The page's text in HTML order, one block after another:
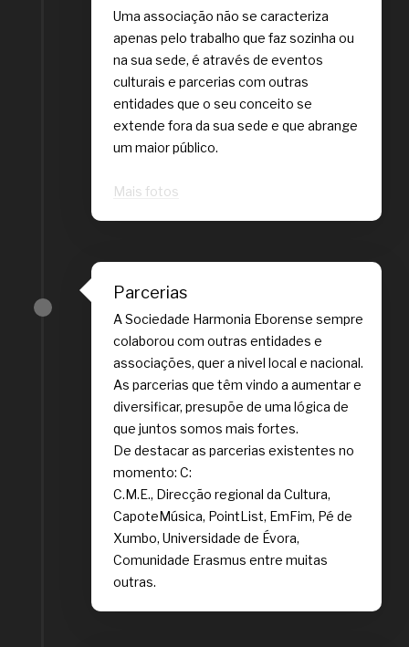
Uma associação não se caracteriza
apenas pelo trabalho que faz sozinha ou
na sua sede, é através de eventos
culturais e parcerias com outras
entidades que o seu conceito se
extende fora da sua sede e que abrange
um maior público.
Mais fotos
Parcerias
A Sociedade Harmonia Eborense sempre
colaborou com outras entidades e
associações, quer a nivel local e nacional.
As parcerias que têm vindo a aumentar e
diversificar, presupõe de uma lógica de
que juntos somos mais fortes.
De destacar as parcerias existentes no
momento: C:
C.M.E., Direcção regional da Cultura,
CapoteMúsica, PointList, EmFim, Pé de
Xumbo, Universidade de Évora,
Comunidade Erasmus entre muitas
outras.